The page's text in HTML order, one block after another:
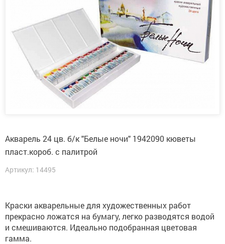
Акварель 24 цв. б/к "Белые ночи" 1942090 кюветы
пласт.короб. с палитрой
Артикул: 14495
Краски акварельные для художественных работ
прекрасно ложатся на бумагу, легко разводятся водой
и смешиваются. Идеально подобранная цветовая
гамма.